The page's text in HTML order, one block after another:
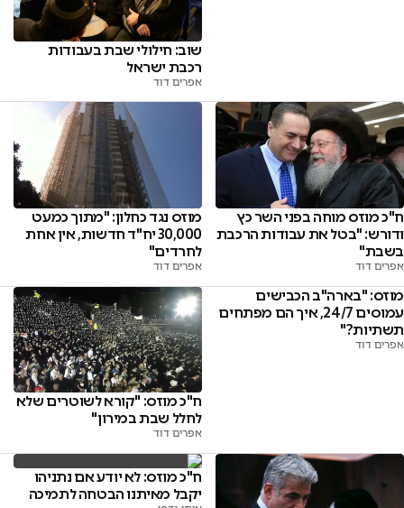
שוב: חילולי שבת בעבודות
רכבת ישראל
אפרים דוד
ח"כ מוזס מוחה בפני השר כץ
ודורש: "בטל את עבודות הרכבת
בשבת"
אפרים דוד
מוזס נגד כחלון: "מתוך כמעט
30,000 יח"ד חדשות, אין אחת
לחרדים"
אפרים דוד
מוזס: "בארה"ב הכבישים
עמוסים 24/7, איך הם מפתחים
תשתיות?"
אפרים דוד
ח"כ מוזס: "קורא לשוטרים שלא
לחלל שבת במירון"
אפרים דוד
ח"כ מוזס: לא יודע אם נתניהו
יקבל מאיתנו הבטחה לתמיכה